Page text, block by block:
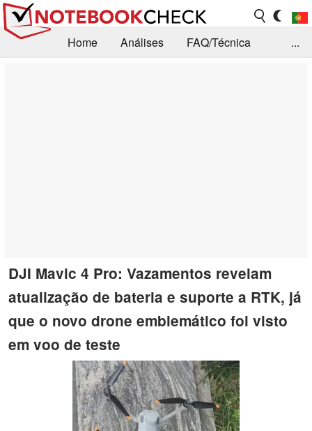
Home Análises
FAQ/Técnica
...
DJI Mavic 4 Pro: Vazamentos revelam
atualização de bateria e suporte a RTK, já
que o novo drone emblemático foi visto
em voo de teste